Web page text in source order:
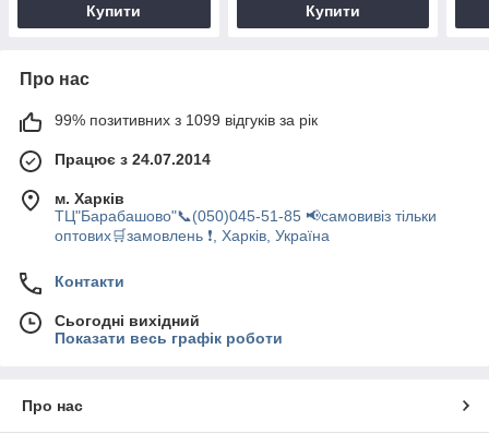
Купити Купити
Про нас
99% позитивних з 1099 відгуків за рік
Працює з 24.07.2014
м. Харків
ТЦ"Барабашово"📞(050)045-51-85 📢самовивіз тільки
оптових🛒замовлень ❗, Харків, Україна
Контакти
Сьогодні вихідний
Показати весь графік роботи
Про нас